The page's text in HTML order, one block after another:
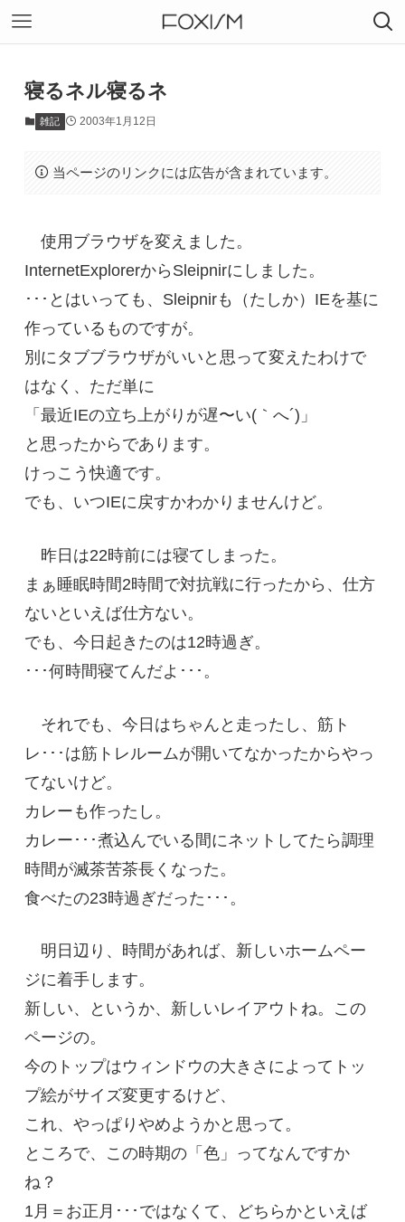
寝るネル寝るネ
雑記 2003年1月12日
当ページのリンクには広告が含まれています。
使用ブラウザを変えました。
InternetExplorerからSleipnirにしました。
･･･とはいっても、Sleipnirも（たしか）IEを基に
作っているものですが。
別にタブブラウザがいいと思って変えたわけで
はなく、ただ単に
「最近IEの立ち上がりが遅〜い(｀へ´)」
と思ったからであります。
けっこう快適です。
でも、いつIEに戻すかわかりませんけど。
昨日は22時前には寝てしまった。
まぁ睡眠時間2時間で対抗戦に行ったから、仕方
ないといえば仕方ない。
でも、今日起きたのは12時過ぎ。
･･･何時間寝てんだよ･･･。
それでも、今日はちゃんと走ったし、筋ト
レ･･･は筋トレルームが開いてなかったからやっ
てないけど。
カレーも作ったし。
カレー･･･煮込んでいる間にネットしてたら調理
時間が滅茶苦茶長くなった。
食べたの23時過ぎだった･･･。
明日辺り、時間があれば、新しいホームペー
ジに着手します。
新しい、というか、新しいレイアウトね。この
ページの。
今のトップはウィンドウの大きさによってトッ
プ絵がサイズ変更するけど、
これ、やっぱりやめようかと思って。
ところで、この時期の「色」ってなんですか
ね？
1月＝お正月･･･ではなくて、どちらかといえば